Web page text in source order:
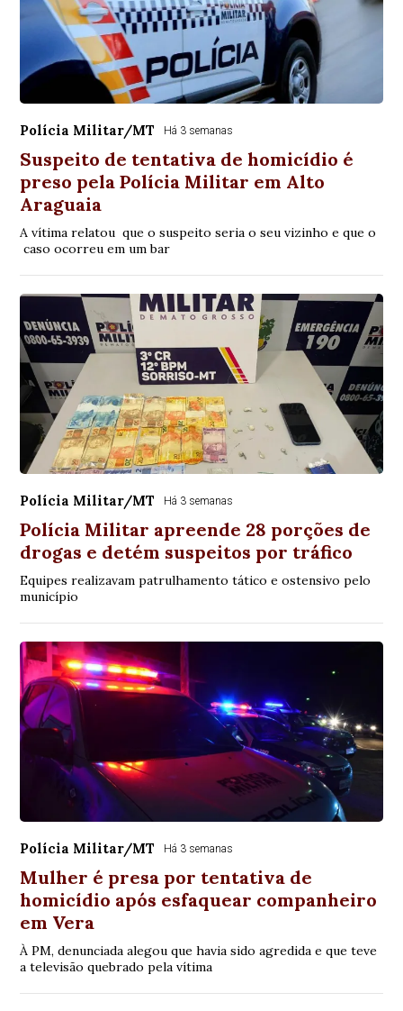
Polícia Militar/MT Há 3 semanas
Suspeito de tentativa de homicídio é
preso pela Polícia Militar em Alto
Araguaia
A vítima relatou que o suspeito seria o seu vizinho e que o
caso ocorreu em um bar
Polícia Militar/MT Há 3 semanas
Polícia Militar apreende 28 porções de
drogas e detém suspeitos por tráfico
Equipes realizavam patrulhamento tático e ostensivo pelo
município
Polícia Militar/MT Há 3 semanas
Mulher é presa por tentativa de
homicídio após esfaquear companheiro
em Vera
À PM, denunciada alegou que havia sido agredida e que teve
a televisão quebrado pela vítima